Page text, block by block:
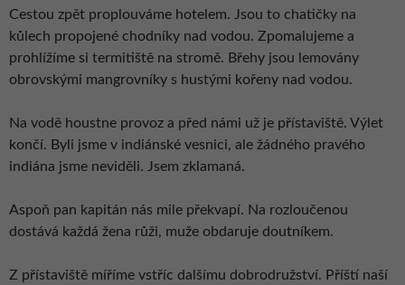
Cestou zpět proplouváme hotelem. Jsou to chatičky na
kůlech propojené chodníky nad vodou. Zpomalujeme a
prohlížíme si termitiště na stromě. Břehy jsou lemovány
obrovskými mangrovníky s hustými kořeny nad vodou.
Na vodě houstne provoz a před námi už je přístaviště. Výlet
končí. Byli jsme v indiánské vesnici, ale žádného pravého
indiána jsme neviděli. Jsem zklamaná.
Aspoň pan kapitán nás mile překvapí. Na rozloučenou
dostává každá žena růži, muže obdaruje doutníkem.
Z přístaviště míříme vstříc dalšímu dobrodružství. Příští naší